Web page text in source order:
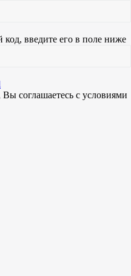
введите его в поле ниже
соглашаетесь c условиями